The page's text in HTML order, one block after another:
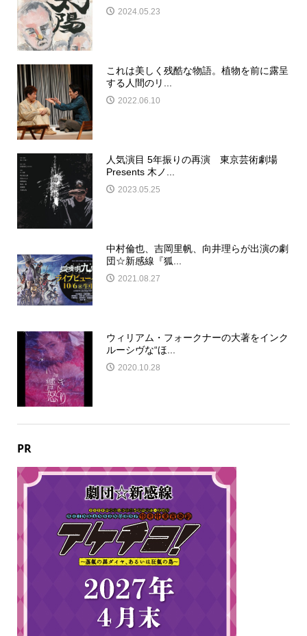
2024.05.23
これは美しく残酷な物語。植物を前に露呈
する人間のリ...
2022.06.10
人気演目 5年振りの再演 東京芸術劇場
Presents 木ノ...
2023.05.25
中村倫也、吉岡里帆、向井理らが出演の劇
団☆新感線『狐...
2021.08.27
ウィリアム・フォークナーの大著をインク
ルーシヴな“ほ...
2020.10.28
PR